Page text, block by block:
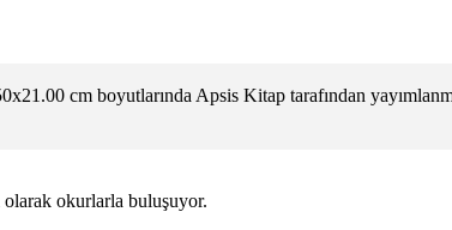
cm boyutlarında Apsis Kitap tarafından
okurlarla buluşuyor.